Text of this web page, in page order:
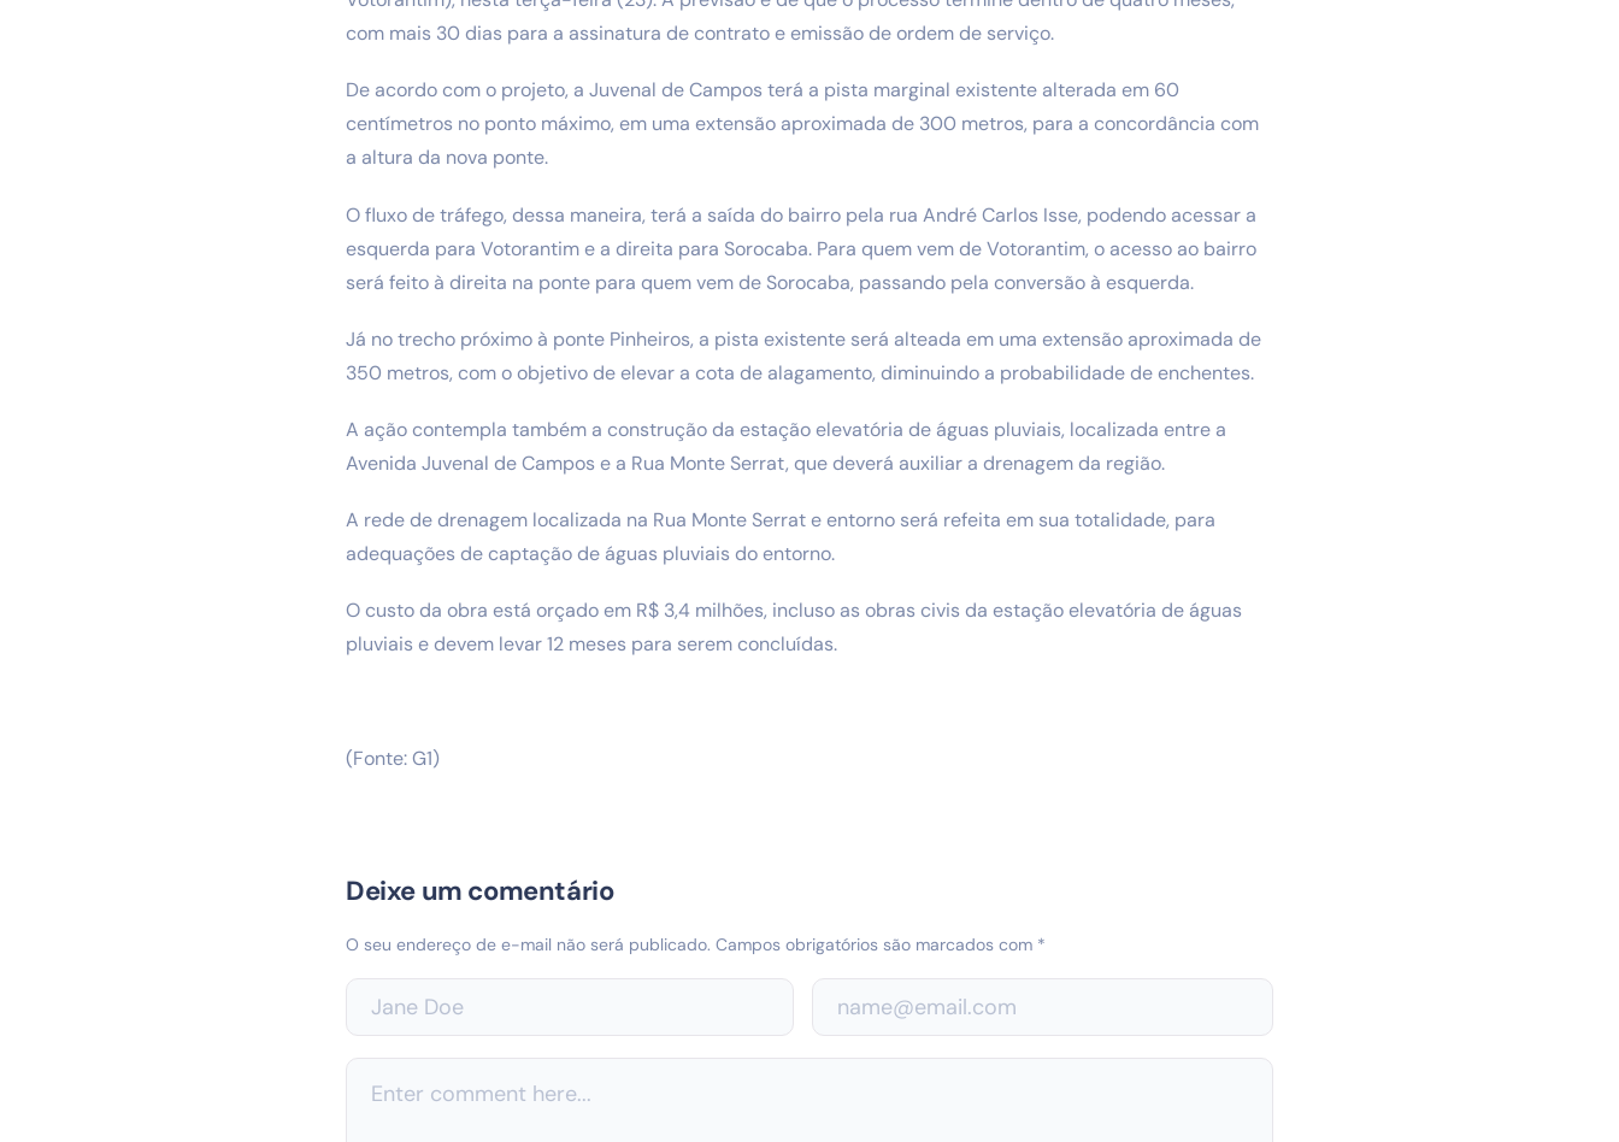
com mais 30 dias para a assinatura de contrato e emissão de ordem de serviço.
De acordo com o projeto, a Juvenal de Campos terá a pista marginal existente alterada em 60
centímetros no ponto máximo, em uma extensão aproximada de 300 metros, para a concordância com
a altura da nova ponte.
O fluxo de tráfego, dessa maneira, terá a saída do bairro pela rua André Carlos Isse, podendo acessar a
esquerda para Votorantim e a direita para Sorocaba. Para quem vem de Votorantim, o acesso ao bairro
será feito à direita na ponte para quem vem de Sorocaba, passando pela conversão à esquerda.
Já no trecho próximo à ponte Pinheiros, a pista existente será alteada em uma extensão aproximada de
350 metros, com o objetivo de elevar a cota de alagamento, diminuindo a probabilidade de enchentes.
A ação contempla também a construção da estação elevatória de águas pluviais, localizada entre a
Avenida Juvenal de Campos e a Rua Monte Serrat, que deverá auxiliar a drenagem da região.
A rede de drenagem localizada na Rua Monte Serrat e entorno será refeita em sua totalidade, para
adequações de captação de águas pluviais do entorno.
O custo da obra está orçado em R$ 3,4 milhões, incluso as obras civis da estação elevatória de águas
pluviais e devem levar 12 meses para serem concluídas.
(Fonte: G1)
Deixe um comentário
O seu endereço de e-mail não será publicado. Campos obrigatórios são marcados com *